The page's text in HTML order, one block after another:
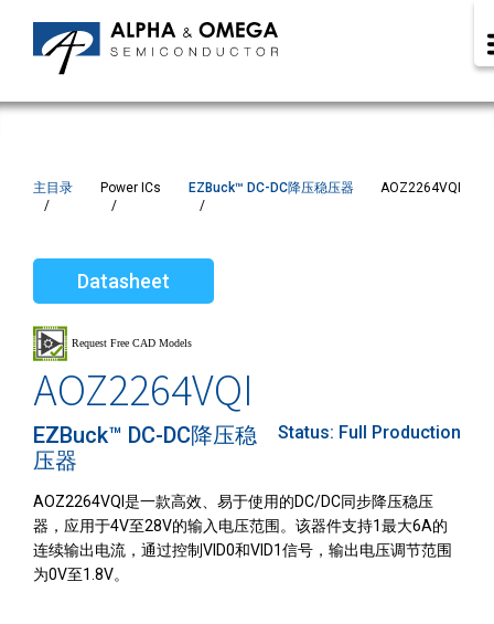
主目录 Power ICs EZBuck™ DC-DC降压稳压器 AOZ2264VQI
Datasheet
AOZ2264VQI
EZBuck™ DC-DC降压稳
压器
Status: Full Production
AOZ2264VQI是一款高效、易于使用的DC/DC同步降压稳压
器，应用于4V至28V的输入电压范围。该器件支持1最大6A的
连续输出电流，通过控制VID0和VID1信号，输出电压调节范围
为0V至1.8V。